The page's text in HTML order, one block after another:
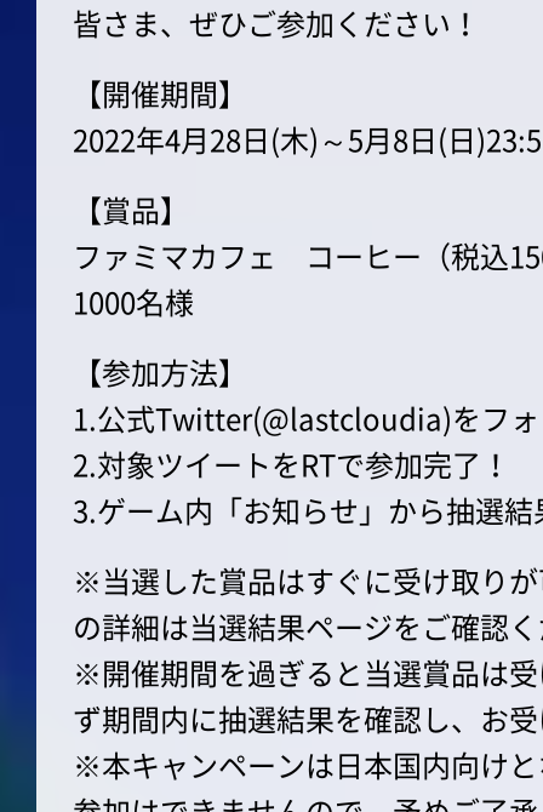
皆さま、ぜひご参加ください！
【開催期間】
2022年4月28日(木)～5月8日(日
【賞品】
ファミマカフェ コーヒー（税込
1000名様
【参加方法】
1.公式Twitter(@lastcloudia)をフ
2.対象ツイートをRTで参加完了！
3.ゲーム内「お知らせ」から抽選
※当選した賞品はすぐに受け取り
の詳細は当選結果ページをご確認
※開催期間を過ぎると当選賞品は
ず期間内に抽選結果を確認し、お
※本キャンペーンは日本国内向け